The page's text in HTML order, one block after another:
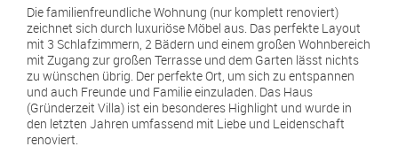
Die familienfreundliche Wohnung (nur komplett renoviert)
zeichnet sich durch luxuriöse Möbel aus. Das perfekte Layout
mit 3 Schlafzimmern, 2 Bädern und einem großen Wohnbereich
mit Zugang zur großen Terrasse und dem Garten lässt nichts
zu wünschen übrig. Der perfekte Ort, um sich zu entspannen
und auch Freunde und Familie einzuladen. Das Haus
(Gründerzeit Villa) ist ein besonderes Highlight und wurde in
den letzten Jahren umfassend mit Liebe und Leidenschaft
renoviert.